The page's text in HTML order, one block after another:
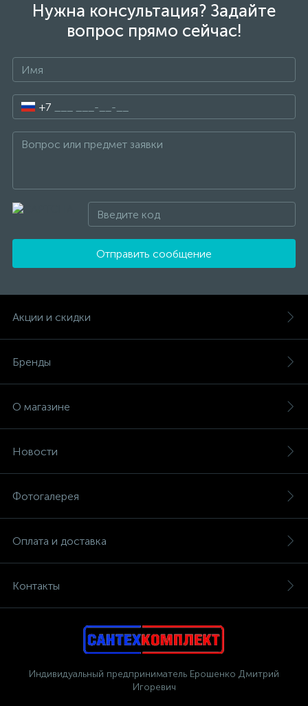
Нужна консультация? Задайте
вопрос прямо сейчас!
+7
Отправить сообщение
Акции и скидки
Бренды
О магазине
Новости
Фотогалерея
Оплата и доставка
Контакты
Индивидуальный предприниматель Ерошенко Дмитрий
Игоревич